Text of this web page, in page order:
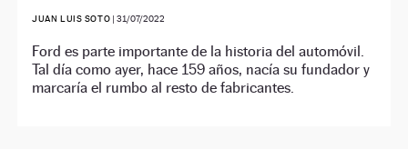
JUAN LUIS SOTO |31/07/2022
Ford es parte importante de la historia del automóvil.
Tal día como ayer, hace 159 años, nacía su fundador y
marcaría el rumbo al resto de fabricantes.